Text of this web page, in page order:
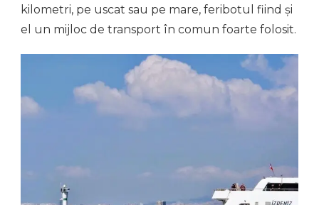
kilometri, pe uscat sau pe mare, feribotul fiind și
el un mijloc de transport în comun foarte folosit.